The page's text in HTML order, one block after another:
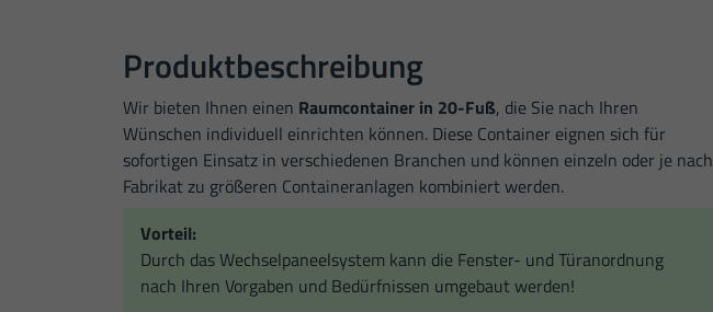
Produktbeschreibung
Wir bieten Ihnen einen Raumcontainer in 20-Fuß, die Sie nach Ihren
Wünschen individuell einrichten können. Diese Container eignen sich für
sofortigen Einsatz in verschiedenen Branchen und können einzeln oder je nach
Fabrikat zu größeren Containeranlagen kombiniert werden.
Vorteil:
Durch das Wechselpaneelsystem kann die Fenster- und Türanordnung
nach Ihren Vorgaben und Bedürfnissen umgebaut werden!